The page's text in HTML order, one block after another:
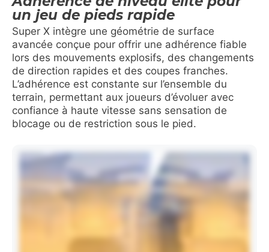
un jeu de pieds rapide
Super X intègre une géométrie de surface
avancée conçue pour offrir une adhérence fiable
lors des mouvements explosifs, des changements
de direction rapides et des coupes franches.
L’adhérence est constante sur l’ensemble du
terrain, permettant aux joueurs d’évoluer avec
confiance à haute vitesse sans sensation de
blocage ou de restriction sous le pied.